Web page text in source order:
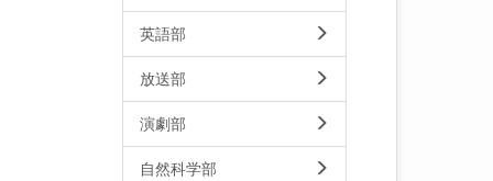
英語部
放送部
演劇部
自然科学部